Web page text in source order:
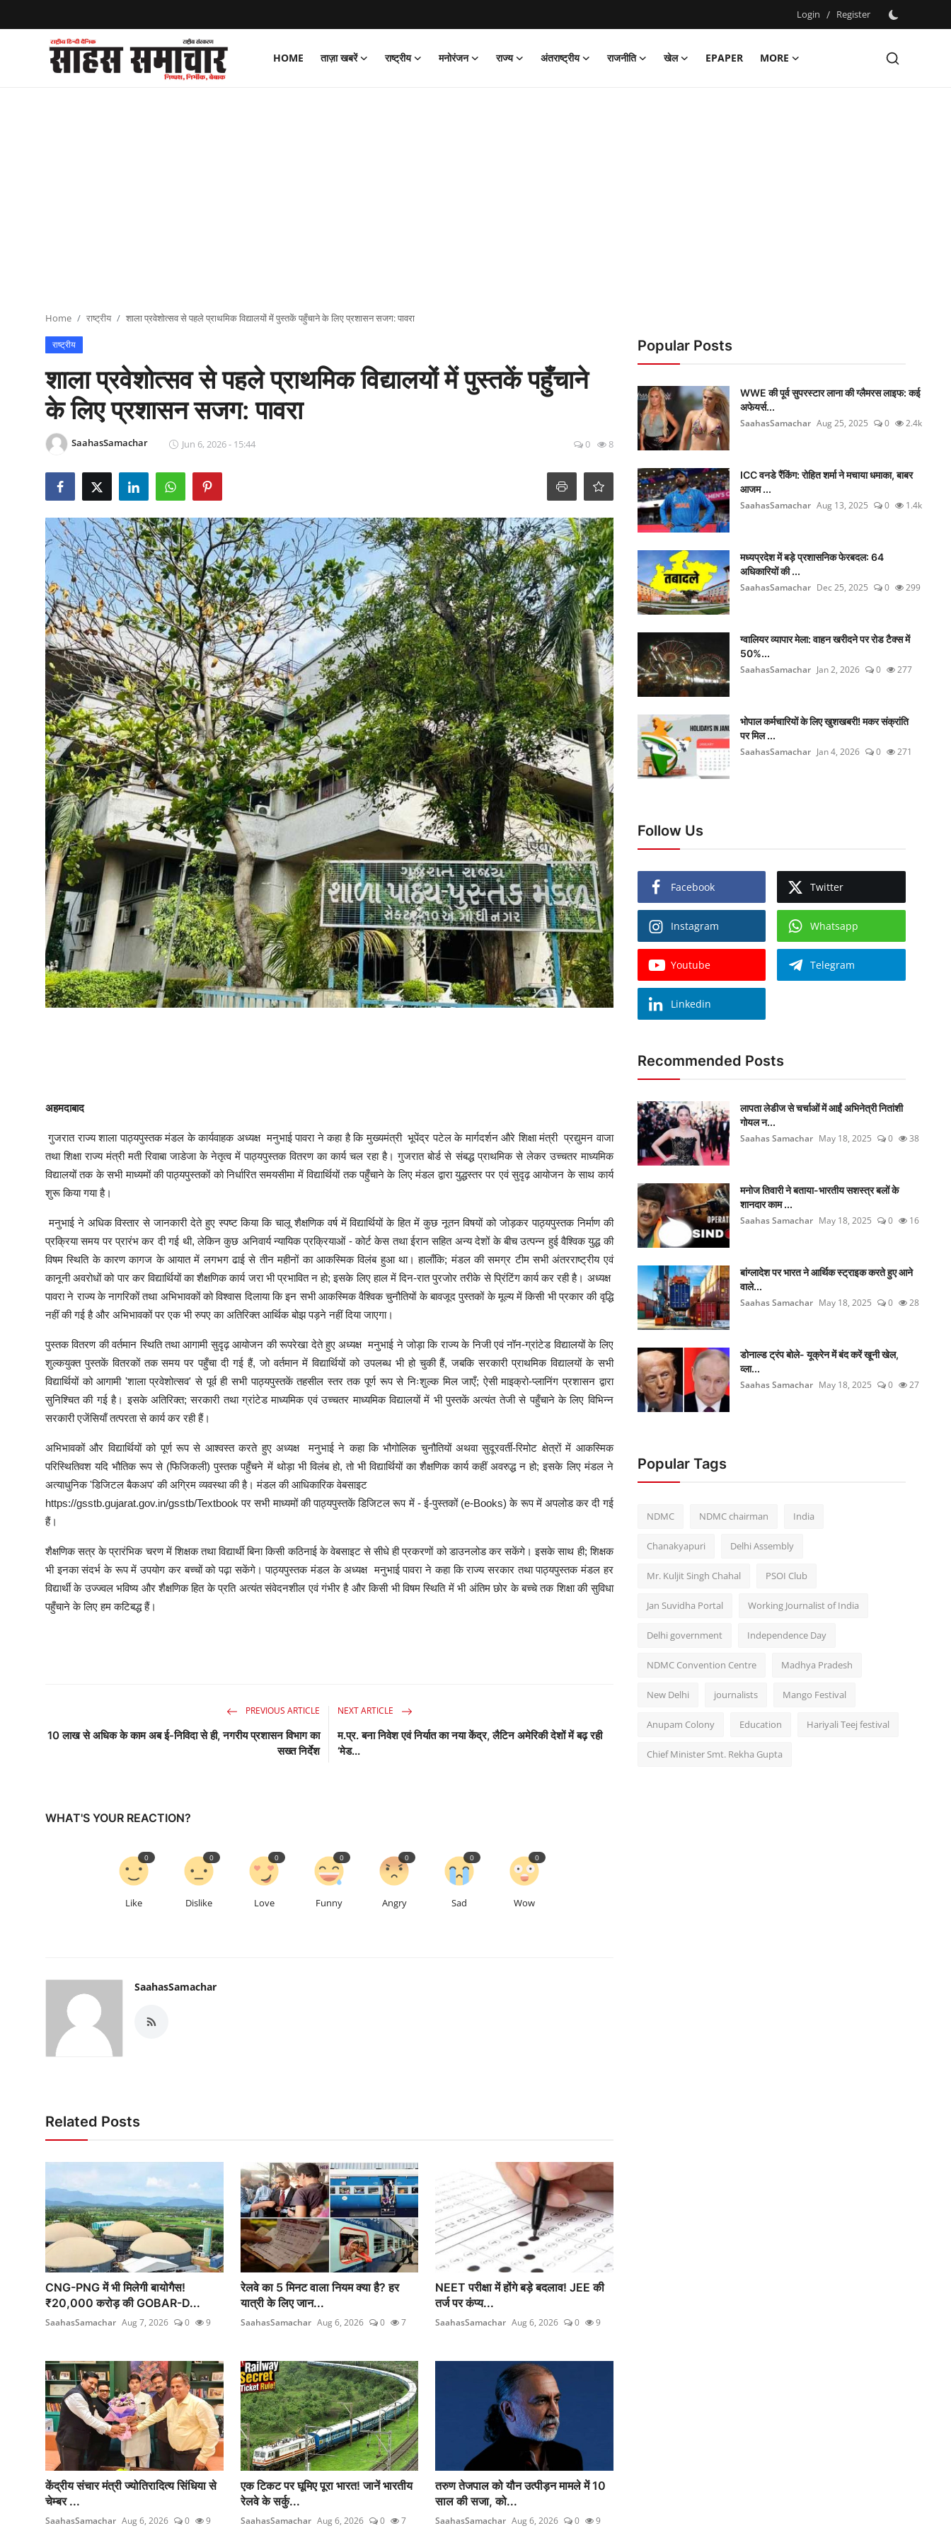
Login / Register
HOME ताज़ा खबरें राष्ट्रीय मनोरंजन राज्य अंतराष्ट्रीय राजनीति खेल EPAPER
MORE
Register
Epaper
Home राष्ट्रीय शाला प्रवेशोत्सव से पहले प्राथमिक विद्यालयों में पुस्तकें पहुँचाने के लिए प्रशासन सजग: पावरा
राष्ट्रीय
शाला प्रवेशोत्सव से पहले प्राथमिक विद्यालयों में पुस्तकें पहुँचाने
के लिए प्रशासन सजग: पावरा
SaahasSamachar Jun 6, 2026 - 15:44 0 8
अहमदाबाद
गुजरात राज्य शाला पाठ्यपुस्तक मंडल के कार्यवाहक अध्यक्ष मनुभाई पावरा ने कहा है कि मुख्यमंत्री भूपेंद्र पटेल के मार्गदर्शन औरे शिक्षा मंत्री प्रद्युमन वाजा
तथा शिक्षा राज्य मंत्री मती रिवाबा जाडेजा के नेतृत्व में पाठ्यपुस्तक वितरण का कार्य चल रहा है। गुजरात बोर्ड से संबद्ध प्राथमिक से लेकर उच्चतर माध्यमिक
विद्यालयों तक के सभी माध्यमों की पाठ्यपुस्तकों को निर्धारित समयसीमा में विद्यार्थियों तक पहुँचाने के लिए मंडल द्वारा युद्धस्तर पर एवं सुदृढ़ आयोजन के साथ कार्य
शुरू किया गया है।
मनुभाई ने अधिक विस्तार से जानकारी देते हुए स्पष्ट किया कि चालू शैक्षणिक वर्ष में विद्यार्थियों के हित में कुछ नूतन विषयों को जोड़कर पाठ्यपुस्तक निर्माण की
प्रक्रिया समय पर प्रारंभ कर दी गई थी, लेकिन कुछ अनिवार्य न्यायिक प्रक्रियाओं - कोर्ट केस तथा ईरान सहित अन्य देशों के बीच उत्पन्न हुई वैश्विक युद्ध की
विषम स्थिति के कारण कागज के आयात में लगभग ढाई से तीन महीनों का आकस्मिक विलंब हुआ था। हालाँकि; मंडल की समग्र टीम सभी अंतरराष्ट्रीय एवं
कानूनी अवरोधों को पार कर विद्यार्थियों का शैक्षणिक कार्य जरा भी प्रभावित न हो; इसके लिए हाल में दिन-रात पुरजोर तरीके से प्रिंटिंग कार्य कर रही है। अध्यक्ष
पावरा ने राज्य के नागरिकों तथा अभिभावकों को विश्वास दिलाया कि इन सभी आकस्मिक वैश्विक चुनौतियों के बावजूद पुस्तकों के मूल्य में किसी भी प्रकार की वृद्धि
नहीं की गई है और अभिभावकों पर एक भी रुपए का अतिरिक्त आर्थिक बोझ पड़ने नहीं दिया जाएगा।
पुस्तक वितरण की वर्तमान स्थिति तथा आगामी सुदृढ़ आयोजन की रूपरेखा देते हुए अध्यक्ष मनुभाई ने जोड़ा कि राज्य के निजी एवं नॉन-ग्रांटेड विद्यालयों के लिए
शुल्कयुक्त पुस्तकें वितरकों तक समय पर पहुँचा दी गई हैं, जो वर्तमान में विद्यार्थियों को उपलब्ध भी हो चुकी हैं, जबकि सरकारी प्राथमिक विद्यालयों के सभी
विद्यार्थियों को आगामी 'शाला प्रवेशोत्सव' से पूर्व ही सभी पाठ्यपुस्तकें तहसील स्तर तक पूर्ण रूप से निःशुल्क मिल जाएँ; ऐसी माइक्रो-प्लानिंग प्रशासन द्वारा
सुनिश्चित की गई है। इसके अतिरिक्त; सरकारी तथा ग्रांटेड माध्यमिक एवं उच्चतर माध्यमिक विद्यालयों में भी पुस्तकें अत्यंत तेजी से पहुँचाने के लिए विभिन्न
सरकारी एजेंसियाँ तत्परता से कार्य कर रही हैं।
अभिभावकों और विद्यार्थियों को पूर्ण रूप से आश्वस्त करते हुए अध्यक्ष मनुभाई ने कहा कि भौगोलिक चुनौतियों अथवा सुदूरवर्ती-रिमोट क्षेत्रों में आकस्मिक
परिस्थितिवश यदि भौतिक रूप से (फिजिकली) पुस्तक पहुँचने में थोड़ा भी विलंब हो, तो भी विद्यार्थियों का शैक्षणिक कार्य कहीं अवरुद्ध न हो; इसके लिए मंडल ने
अत्याधुनिक 'डिजिटल बैकअप' की अग्रिम व्यवस्था की है। मंडल की आधिकारिक वेबसाइट
https://gsstb.gujarat.gov.in/gsstb/Textbook पर सभी माध्यमों की पाठ्यपुस्तकें डिजिटल रूप में - ई-पुस्तकों (e-Books) के रूप में अपलोड कर दी गई
हैं।
शैक्षणिक सत्र के प्रारंभिक चरण में शिक्षक तथा विद्यार्थी बिना किसी कठिनाई के वेबसाइट से सीधे ही प्रकरणों को डाउनलोड कर सकेंगे। इसके साथ ही; शिक्षक
भी इनका संदर्भ के रूप में उपयोग कर बच्चों को पढ़ा सकेंगे। पाठ्यपुस्तक मंडल के अध्यक्ष मनुभाई पावरा ने कहा कि राज्य सरकार तथा पाठ्यपुस्तक मंडल हर
विद्यार्थी के उज्ज्वल भविष्य और शैक्षणिक हित के प्रति अत्यंत संवेदनशील एवं गंभीर है और किसी भी विषम स्थिति में भी अंतिम छोर के बच्चे तक शिक्षा की सुविधा
पहुँचाने के लिए हम कटिबद्ध हैं।
PREVIOUS ARTICLE
10 लाख से अधिक के काम अब ई-निविदा से ही, नगरीय प्रशासन विभाग का
सख्त निर्देश
NEXT ARTICLE
म.प्र. बना निवेश एवं निर्यात का नया केंद्र, लैटिन अमेरिकी देशों में बढ़ रही
‘मेड...
WHAT'S YOUR REACTION?
Like
0
Dislike
0
Love
0
Funny
0
Angry
0
Sad
0
Wow
0
SaahasSamachar
Related Posts
CNG-PNG में भी मिलेगी बायोगैस!
₹20,000 करोड़ की GOBAR-D...
SaahasSamachar Aug 7, 2026 0 9
रेलवे का 5 मिनट वाला नियम क्या है? हर
यात्री के लिए जान...
SaahasSamachar Aug 6, 2026 0 7
NEET परीक्षा में होंगे बड़े बदलाव! JEE की
तर्ज पर कंप्य...
SaahasSamachar Aug 6, 2026 0 9
केंद्रीय संचार मंत्री ज्योतिरादित्य सिंधिया से
चेम्बर ...
SaahasSamachar Aug 6, 2026 0 9
एक टिकट पर घूमिए पूरा भारत! जानें भारतीय
रेलवे के सर्कु...
SaahasSamachar Aug 6, 2026 0 7
तरुण तेजपाल को यौन उत्पीड़न मामले में 10
साल की सजा, को...
SaahasSamachar Aug 6, 2026 0 9
Popular Posts
WWE की पूर्व सुपरस्टार लाना की ग्लैमरस लाइफ: कई
अफेयर्स...
SaahasSamachar Aug 25, 2025 0 2.4k
ICC वनडे रैंकिंग: रोहित शर्मा ने मचाया धमाका, बाबर
आजम ...
SaahasSamachar Aug 13, 2025 0 1.4k
मध्यप्रदेश में बड़े प्रशासनिक फेरबदल: 64
अधिकारियों की ...
SaahasSamachar Dec 25, 2025 0 299
ग्वालियर व्यापार मेला: वाहन खरीदने पर रोड टैक्स में
50%...
SaahasSamachar Jan 2, 2026 0 277
भोपाल कर्मचारियों के लिए खुशखबरी! मकर संक्रांति
पर मिल ...
SaahasSamachar Jan 4, 2026 0 271
Follow Us
Facebook Twitter
Instagram Whatsapp
Youtube Telegram
Linkedin
Recommended Posts
लापता लेडीज से चर्चाओं में आईं अभिनेत्री नितांशी
गोयल न...
Saahas Samachar May 18, 2025 0 38
मनोज तिवारी ने बताया-भारतीय सशस्त्र बलों के
शानदार काम ...
Saahas Samachar May 18, 2025 0 16
बांग्लादेश पर भारत ने आर्थिक स्ट्राइक करते हुए आने
वाले...
Saahas Samachar May 18, 2025 0 28
डोनाल्ड ट्रंप बोले- यूक्रेन में बंद करें खूनी खेल,
व्ला...
Saahas Samachar May 18, 2025 0 27
Popular Tags
NDMC NDMC chairman India
Chanakyapuri Delhi Assembly
Mr. Kuljit Singh Chahal PSOI Club
Jan Suvidha Portal Working Journalist of India
Delhi government Independence Day
NDMC Convention Centre Madhya Pradesh
New Delhi journalists Mango Festival
Anupam Colony Education Hariyali Teej festival
Chief Minister Smt. Rekha Gupta